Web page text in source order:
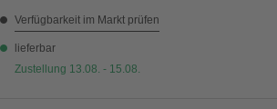
Verfügbarkeit im Markt prüfen
lieferbar
Zustellung 13.08. - 15.08.